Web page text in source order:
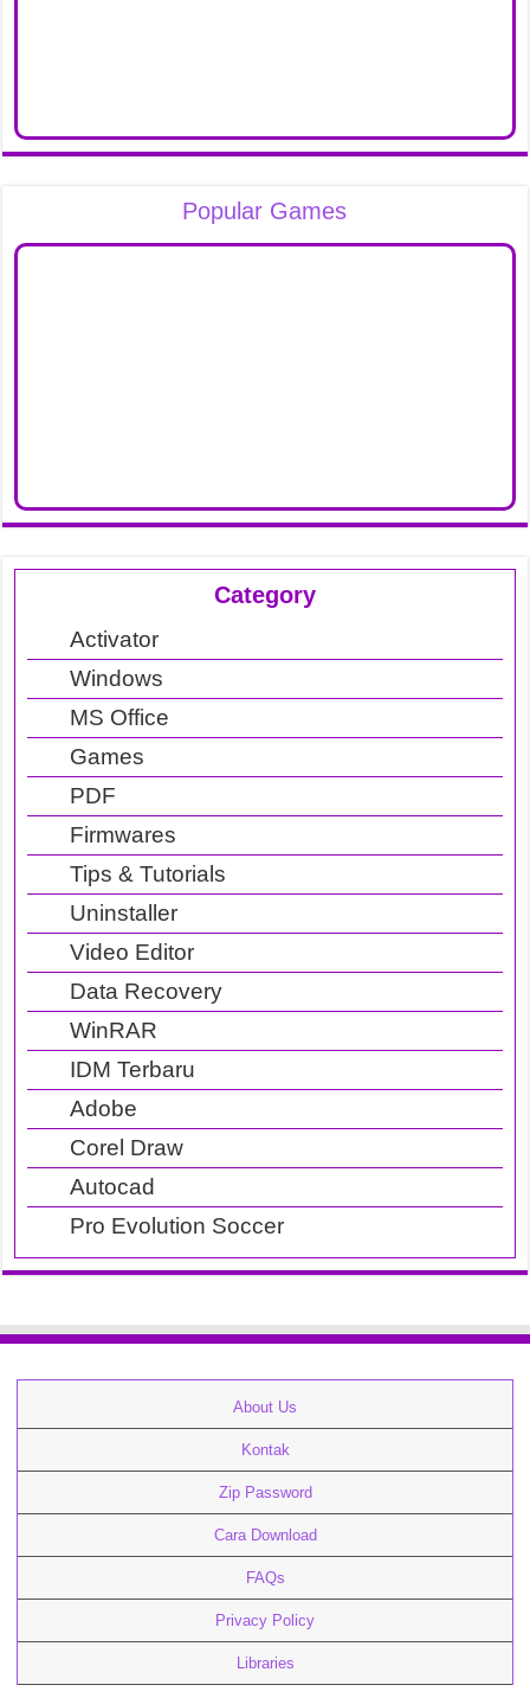
Popular Games
Category
Activator
Windows
MS Office
Games
PDF
Firmwares
Tips & Tutorials
Uninstaller
Video Editor
Data Recovery
WinRAR
IDM Terbaru
Adobe
Corel Draw
Autocad
Pro Evolution Soccer
About Us
Kontak
Zip Password
Cara Download
FAQs
Privacy Policy
Libraries